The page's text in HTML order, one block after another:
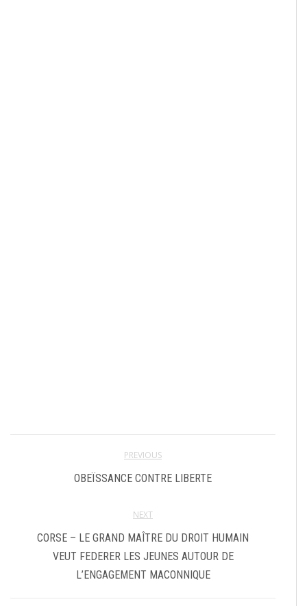
PREVIOUS
OBEÏSSANCE CONTRE LIBERTE
NEXT
CORSE – LE GRAND MAÎTRE DU DROIT HUMAIN
VEUT FEDERER LES JEUNES AUTOUR DE
L’ENGAGEMENT MACONNIQUE